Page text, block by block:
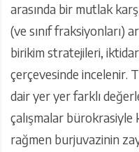
arasında bir mutlak
(ve sınıf fraksiyonları)
birikim stratejileri,
çerçevesinde incelenir.
dair yer yer farklı
çalışmalar bürokrasiyle
rağmen burjuvazinin